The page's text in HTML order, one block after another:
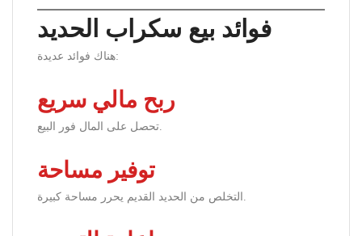
فوائد بيع سكراب الحديد
هناك فوائد عديدة:
ربح مالي سريع
تحصل على المال فور البيع.
توفير مساحة
التخلص من الحديد القديم يحرر مساحة كبيرة.